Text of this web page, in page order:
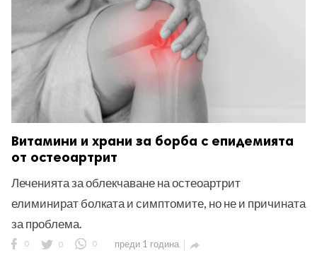
Витамини и храни за борба с епидемията
от остеоартрит
Леченията за облекчаване на остеоартрит
елиминират болката и симптомите, но не и причината
за проблема.
0 0 0 преди 1 година 